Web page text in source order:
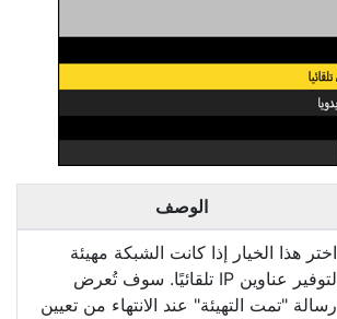
الوصف
اختر هذا الخيار إذا كانت الشبكة مهيئة
لتوفير عناوين IP تلقائيًا. سوف تُعرض
رسالة "تمت التهيئة" عند الانتهاء من تعيين